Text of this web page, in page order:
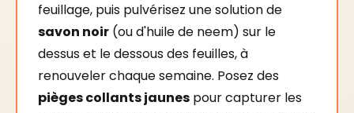
feuillage, puis pulvérisez une solution de
savon noir (ou d'huile de neem) sur le
dessus et le dessous des feuilles, à
renouveler chaque semaine. Posez des
pièges collants jaunes pour capturer les